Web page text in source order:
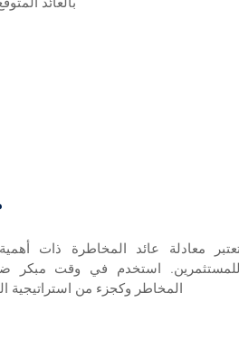
معادلة عائد المخاطرة ذات
للمستثمرين. استخدم في وقت مبكر
المخاطر وكجزء من استراتيجية